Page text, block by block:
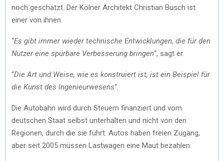
noch geschätzt. Der Kölner Architekt Christian Busch ist
einer von ihnen.
“Es gibt immer wieder technische Entwicklungen, die für den
Nutzer eine spürbare Verbesserung bringen“, sagt er.
“Die Art und Weise, wie es konstruiert ist, ist ein Beispiel für
die Kunst des Ingenieurwesens“.
Die Autobahn wird durch Steuern finanziert und vom
deutschen Staat selbst unterhalten und nicht von den
Regionen, durch die sie führt. Autos haben freien Zugang,
aber seit 2005 müssen Lastwagen eine Maut bezahlen.